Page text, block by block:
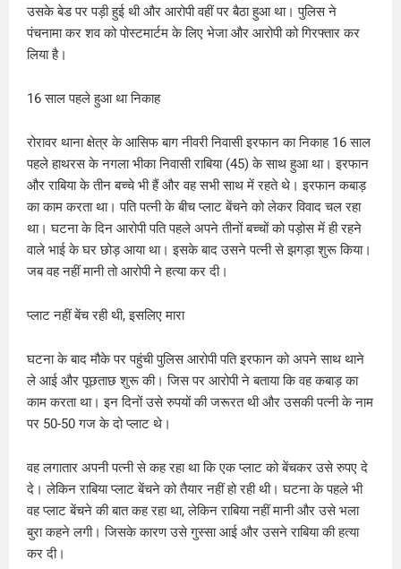
उसके बेड पर पड़ी हुई थी और आरोपी वहीं पर बैठा हुआ था। पुलिस ने
पंचनामा कर शव को पोस्टमार्टम के लिए भेजा और आरोपी को गिरफ्तार कर
लिया है।
16 साल पहले हुआ था निकाह
रोरावर थाना क्षेत्र के आसिफ बाग नीवरी निवासी इरफान का निकाह 16 साल
पहले हाथरस के नगला भीका निवासी राबिया (45) के साथ हुआ था। इरफान
और राबिया के तीन बच्चे भी हैं और वह सभी साथ में रहते थे। इरफान कबाड़
का काम करता था। पति पत्नी के बीच प्लाट बेंचने को लेकर विवाद चल रहा
था। घटना के दिन आरोपी पति पहले अपने तीनों बच्चों को पड़ोस में ही रहने
वाले भाई के घर छोड़ आया था। इसके बाद उसने पत्नी से झगड़ा शुरू किया।
जब वह नहीं मानी तो आरोपी ने हत्या कर दी।
प्लाट नहीं बेंच रही थी, इसलिए मारा
घटना के बाद मौके पर पहुंची पुलिस आरोपी पति इरफान को अपने साथ थाने
ले आई और पूछताछ शुरू की। जिस पर आरोपी ने बताया कि वह कबाड़ का
काम करता था। इन दिनों उसे रुपयों की जरूरत थी और उसकी पत्नी के नाम
पर 50-50 गज के दो प्लाट थे।
वह लगातार अपनी पत्नी से कह रहा था कि एक प्लाट को बेंचकर उसे रुपए दे
दे। लेकिन राबिया प्लाट बेंचने को तैयार नहीं हो रही थी। घटना के पहले भी
वह प्लाट बेंचने की बात कह रहा था, लेकिन राबिया नहीं मानी और उसे भला
बुरा कहने लगी। जिसके कारण उसे गुस्सा आई और उसने राबिया की हत्या
कर दी।